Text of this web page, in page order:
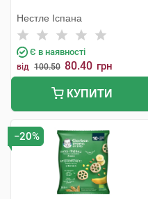
Нестле Іспана
Є в наявності
від 100.50 80.40 грн
КУПИТИ
−20%